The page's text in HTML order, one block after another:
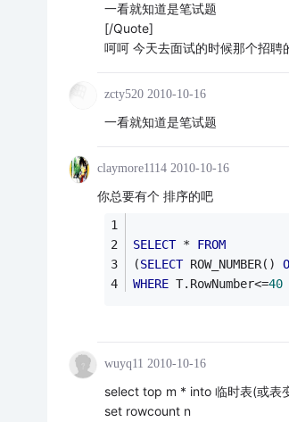
一看就知道是笔试题
[/Quote]
呵呵 今天去面试的时候那个招聘
zcty520 2010-10-16
一看就知道是笔试题
claymore1114 2010-10-16
你总要有个 排序的吧
SELECT * FROM
(SELECT ROW_NUMBER()
WHERE T.RowNumber<=40
wuyq11 2010-10-16
select top m * into 临时表(或
set rowcount n